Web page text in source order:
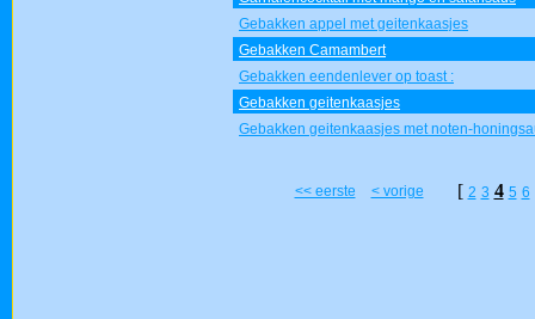
Gebakken appel met geitenkaasjes
Gebakken Camambert
Gebakken eendenlever op toast :
Gebakken geitenkaasjes
Gebakken geitenkaasjes met noten-
<< eerste < vorige [ 2 3 4 5 6